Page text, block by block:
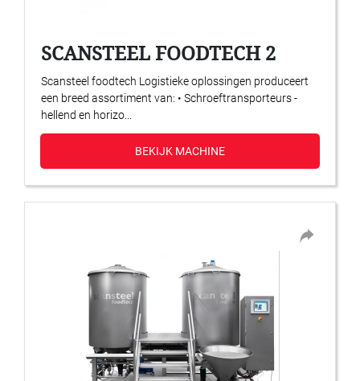
SCANSTEEL FOODTECH 2
Scansteel foodtech Logistieke oplossingen produceert
een breed assortiment van: • Schroeftransporteurs -
hellend en horizo...
BEKIJK MACHINE